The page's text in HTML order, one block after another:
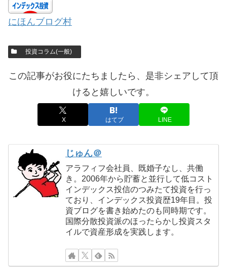
にほんブログ村
投資コラム(一般)
この記事がお役にたちましたら、是非シェアして頂
けると嬉しいです。
X はてブ LINE
じゅん＠
アラフィフ会社員、既婚子なし、共働
き。2006年から貯蓄と並行して低コスト
インデックス投信のつみたて投資を行っ
ており、インデックス投資歴19年目。投
資ブログを書き始めたのも同時期です。
国際分散投資派のほったらかし投資スタ
イルで資産形成を実践します。